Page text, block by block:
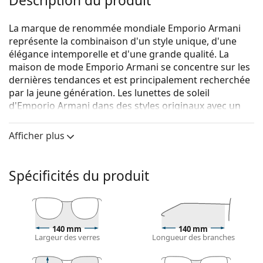
La marque de renommée mondiale Emporio Armani
représente la combinaison d'un style unique, d'une
élégance intemporelle et d'une grande qualité. La
maison de mode Emporio Armani se concentre sur les
dernières tendances et est principalement recherchée
par la jeune génération. Les lunettes de soleil
d'Emporio Armani dans des styles originaux avec un
accessoire idéal pour tous les fans de mode.
Voyez à quoi vous ressemblez avec ces lunettes de
soleil grâce à la fonction d'essayage virtuel de
Lentiamo.
Monture de lunettes de soleil
Afficher plus
Spécificités du produit
140 mm
Largeur des verres
140 mm
Longueur des branches